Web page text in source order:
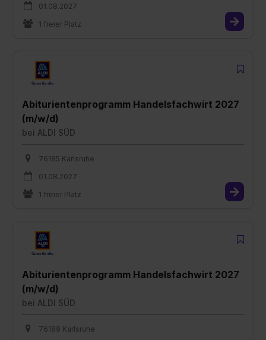
01.08.2027
1 freier Platz
Abiturientenprogramm Handelsfachwirt 2027
(m/w/d)
bei ALDI SÜD
76185 Karlsruhe
01.08.2027
1 freier Platz
Abiturientenprogramm Handelsfachwirt 2027
(m/w/d)
bei ALDI SÜD
76189 Karlsruhe